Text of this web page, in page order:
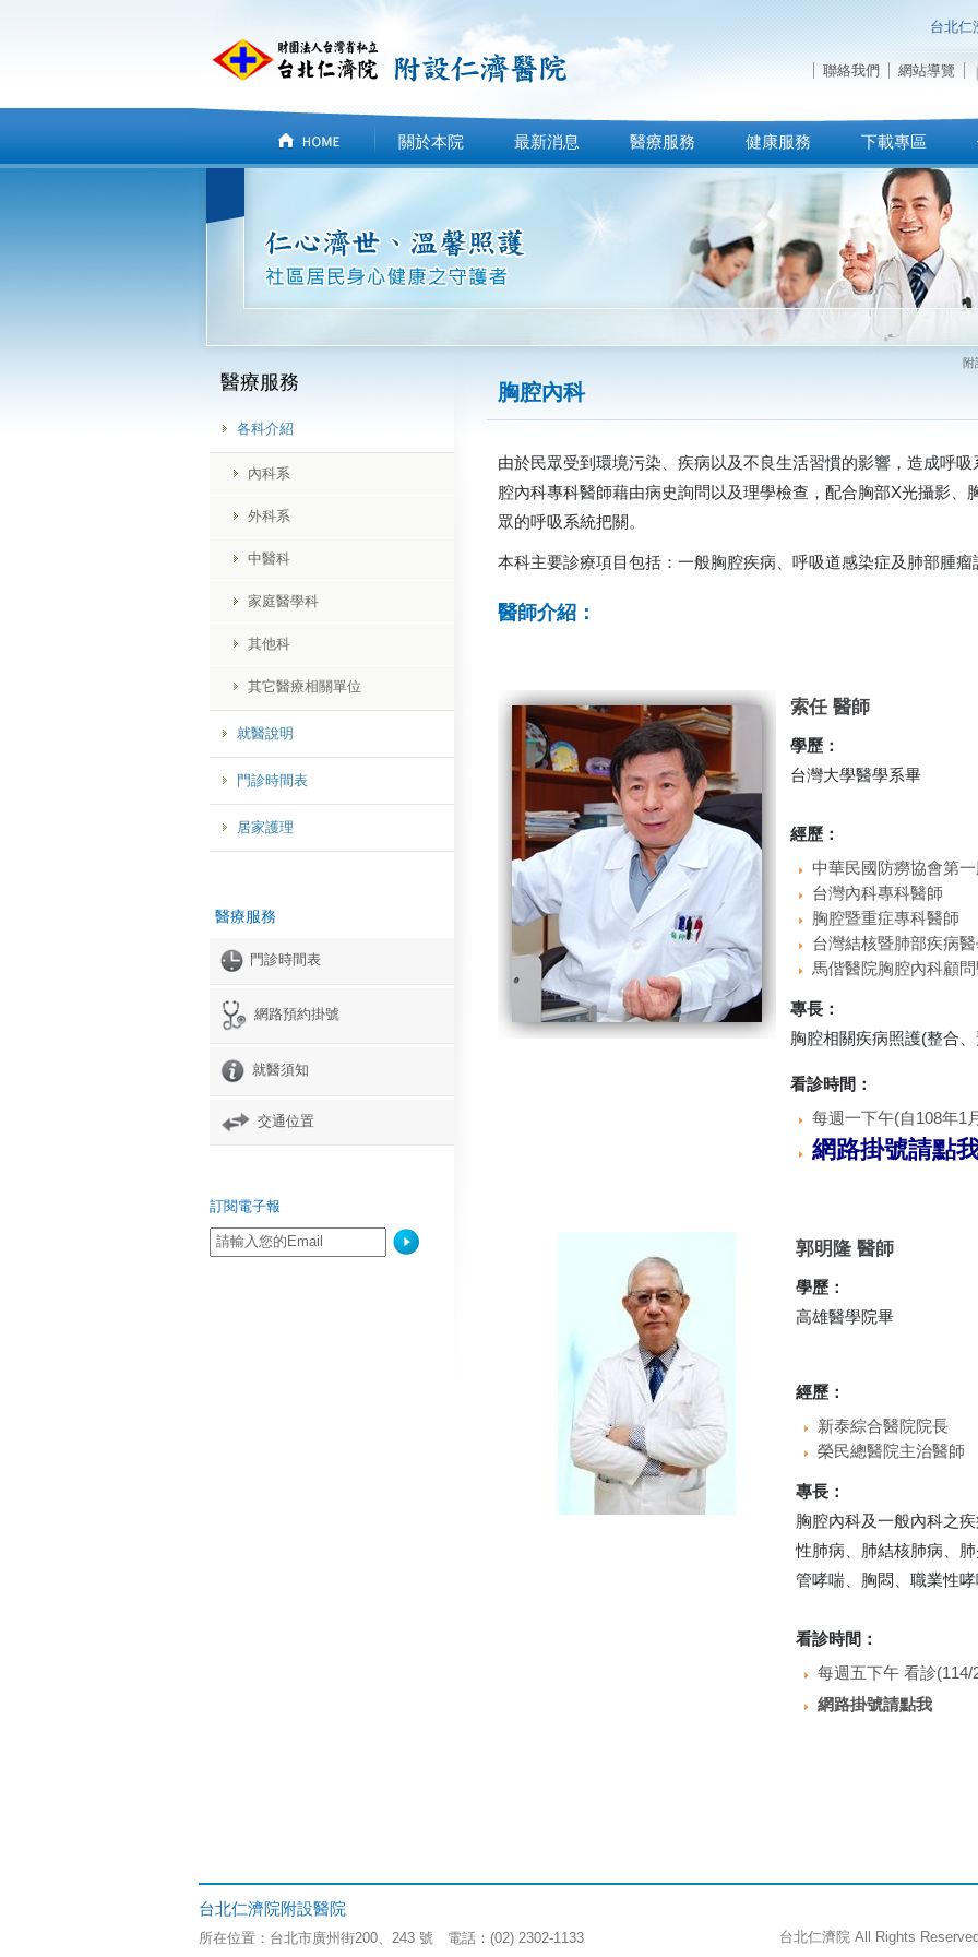
聯絡我們 網站導覽
台北仁
關於本院 最新消息 醫療服務 健康服務 下載專區
醫療服務
各科介紹
內科系
外科系
中醫科
家庭醫學科
其他科
其它醫療相關單位
就醫說明
門診時間表
居家護理
醫療服務
門診時間表
網路預約掛號
就醫須知
交通位置
訂閱電子報
附
胸腔內科
由於民眾受到環境污染、疾病以及不良生活習慣的影響，造成呼
腔內科專科醫師藉由病史詢問以及理學檢查，配合胸部X光攝影、
眾的呼吸系統把關。
本科主要診療項目包括：一般胸腔疾病、呼吸道感染症及肺部腫瘤
醫師介紹：
索任 醫師
學歷：
台灣大學醫學系畢
經歷：
中華民國防癆協會第
台灣內科專科醫師
胸腔暨重症專科醫師
台灣結核暨肺部疾病
馬偕醫院胸腔內科顧
專長：
胸腔相關疾病照護(整合
看診時間：
每週一下午(自108年1
網路掛號請點
郭明隆 醫師
學歷：
高雄醫學院畢
經歷：
新泰綜合醫院院長
榮民總醫院主治醫師
專長：
胸腔內科及一般內科之
性肺病、肺結核肺病、
管哮喘、胸悶、職業性
看診時間：
每週五下午 看診(114/
網路掛號請點我
台北仁濟院附設醫院
所在位置：台北市廣州街200、243 號 電話：(02) 2302-1133 台北仁濟院 All Rights